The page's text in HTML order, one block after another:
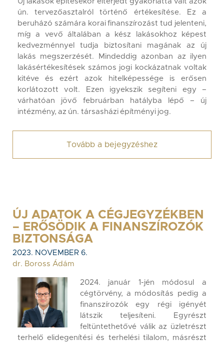
ún. tervezőasztalról történő értékesítése. Ez a
beruházó számára korai finanszírozást tud jelenteni,
míg a vevő általában a kész lakásokhoz képest
kedvezménnyel tudja biztosítani magának az új
lakás megszerzését. Mindeddig azonban az ilyen
lakásértékesítések számos jogi kockázatnak voltak
kitéve és ezért azok hitelképessége is erősen
korlátozott volt. Ezen igyekszik segíteni egy –
várhatóan jövő februárban hatályba lépő – új
intézmény, az ún. társasházi építményi jog.
Tovább a bejegyzéshez
ÚJ ADATOK A CÉGJEGYZÉKBEN
– ERŐSÖDIK A FINANSZÍROZÓK
BIZTONSÁGA
2023. NOVEMBER 6.
dr. Boross Ádám
2024. január 1-jén módosul a
cégtörvény, a módosítás pedig a
finanszírozók egy régi igényét
látszik teljesíteni. Egyrészt
feltüntethetővé válik az üzletrészt
terhelő elidegenítési és terhelési tilalom, másrészt